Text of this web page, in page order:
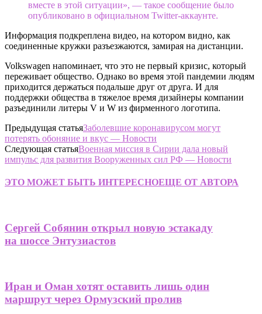
вместе в этой ситуации», — такое сообщение было
опубликовано в официальном Twitter-аккаунте.
Информация подкреплена видео, на котором видно, как
соединенные кружки разъезжаются, замирая на дистанции.
Volkswagen напоминает, что это не первый кризис, который
переживает общество. Однако во время этой пандемии людям
приходится держаться подальше друг от друга. И для
поддержки общества в тяжелое время дизайнеры компании
разъединили литеры V и W из фирменного логотипа.
Предыдущая статьяЗаболевшие коронавирусом могут
потерять обоняние и вкус — Новости
Следующая статьяВоенная миссия в Сирии дала новый
импульс для развития Вооруженных сил РФ — Новости
ЭТО МОЖЕТ БЫТЬ ИНТЕРЕСНОЕЩЕ ОТ АВТОРА
Сергей Собянин открыл новую эстакаду
на шоссе Энтузиастов
Иран и Оман хотят оставить лишь один
маршрут через Ормузский пролив